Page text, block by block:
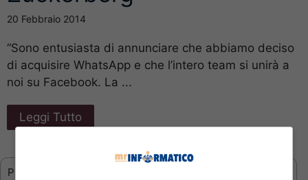
20 Febbraio 2014
“Sono entusiasta di annunciare che abbiamo deciso
di acquisire WhatsApp e che l’intero team si unirà a
noi su Facebook. La ...
Leggi Tutto
Previous